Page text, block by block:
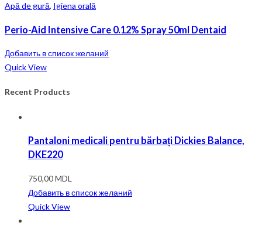
Apă de gură, Igiena orală
Perio-Aid Intensive Care 0.12% Spray 50ml Dentaid
Добавить в список желаний
Quick View
Recent Products
Pantaloni medicali pentru bărbați Dickies Balance,
DKE220
750,00MDL
Добавить в список желаний
Quick View